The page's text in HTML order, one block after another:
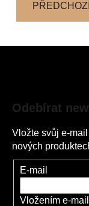
Odebírat
Vložte svůj e-
nových
E-mail
Vložením e-